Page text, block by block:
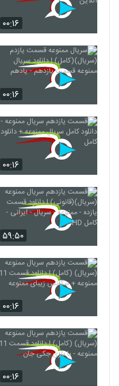
۰۰:۱۶
۰۰:۱۶
۰۰:۱۶
۵۹:۵۰
۰۰:۱۶
۰۰:۱۶